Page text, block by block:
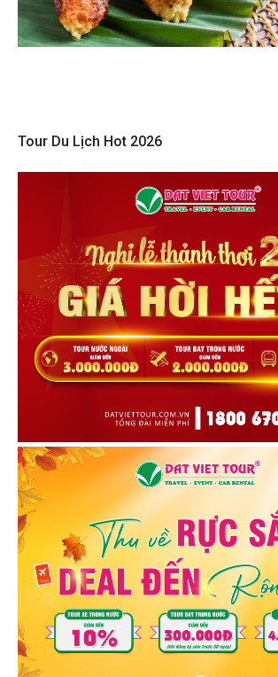
Tour Du Lịch Hot 2026